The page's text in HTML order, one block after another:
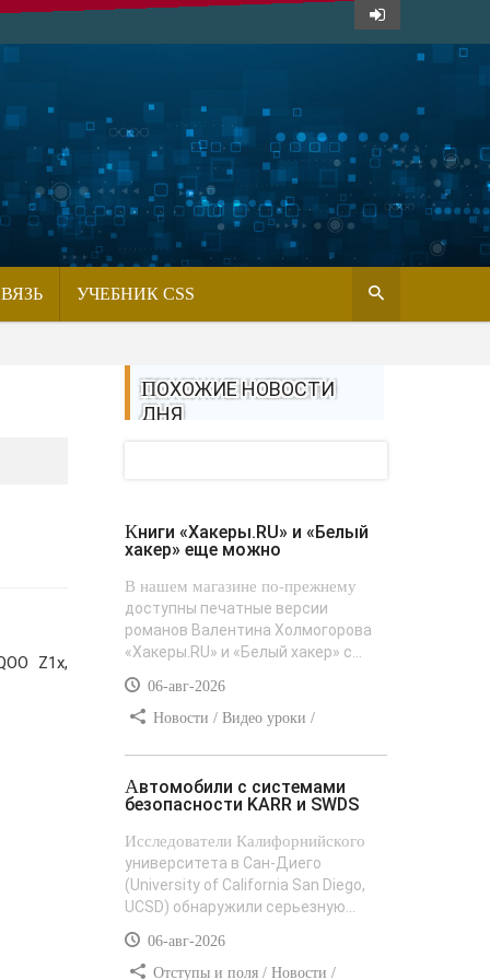
УЧЕБНИК CSS
Z1x,
ПОХОЖИЕ НОВОСТИ
ДНЯ
Книги «Хакеры.RU» и «Белый
хакер» еще можно
В нашем магазине по-прежнему
доступны печатные версии
романов Валентина Холмогорова
«Хакеры.RU» и «Белый хакер» с...
06-авг-2026
Новости / Видео уроки /
Автомобили с системами
безопасности KARR и SWDS
Исследователи Калифорнийского
университета в Сан-Диего
(University of California San Diego,
UCSD) обнаружили серьезную...
06-авг-2026
Отступы и поля / Новости /